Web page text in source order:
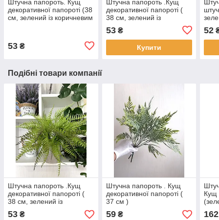
Штучна папороть. Кущ
декоративної папороті (38
см, зелений із коричневим
53 ₴
Штучна папороть .Кущ
декоративної папороті (
38 см, зелений із
фіолетовими кінчиками)
53₴
Купити
52
Подібні товари компанії
Штучна папороть .Кущ
декоративної папороті (
38 см, зелений із
фіолетовими кінчиками)
53 ₴
Штучна папороть . Кущ
декоративної папороті (
37 см )
59₴
Кущ
162